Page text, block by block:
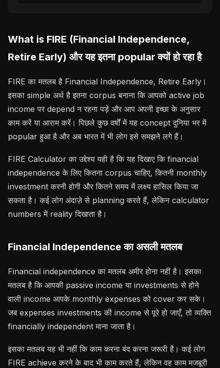
What is FIRE (Financial Independence,
Retire Early) और यह इतना popular क्यों हो रहा है
FIRE का मतलब है Financial Independence, Retire Early।
इसका simple अर्थ है इतना corpus बनाना कि आपको active job
income पर depend न रहना पड़े और आप अपनी इच्छा के अनुसार
काम करें या आराम करें। पिछले कुछ वर्षों में यह concept दुनिया भर में
popular हुआ है और अब भारत में भी लोग इसे समझने लगे हैं।
FIRE Calculator का उद्देश्य यही है कि यह दिखाए कि financial
independence के लिए कितना corpus चाहिए, कितनी monthly
investment करनी होगी और कितने समय में लक्ष्य हासिल किया जा
सकता है। कई लोग अंदाज़े से planning करते हैं, लेकिन calculator
numbers में reality दिखाता है।
Financial Independence का असली मतलब
Financial independence का मतलब अमीर होना नहीं है। इसका
मतलब है कि आपकी passive income या investments से होने
वाली income आपके monthly expenses को cover कर सके।
जब expenses investments की income से पूरे हो जाएँ, तो व्यक्ति
financially independent माना जाता है।
इसका मतलब यह भी नहीं कि काम करना बंद करना जरूरी है। कई लोग
FIRE achieve करने के बाद भी काम करते हैं, लेकिन वह काम मजबूरी